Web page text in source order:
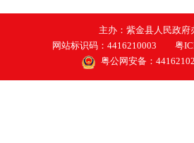
主办：紫金县人民政府
网站标识码：4416210003
粤
粤公网安备：